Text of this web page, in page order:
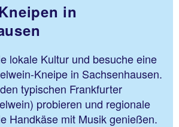
in
lokale Kultur und besuche eine
Kneipe in Sachsenhausen.
typischen Frankfurter
probieren und regionale
Handkäse mit Musik genießen.